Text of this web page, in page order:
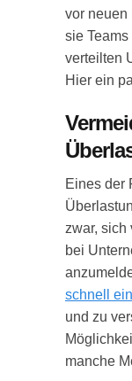
vor neuen
sie
verteilten
Hier ein
Eines der
zwar, sich
bei
schnell
und zu
manche